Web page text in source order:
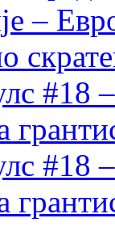
–
#18
#18